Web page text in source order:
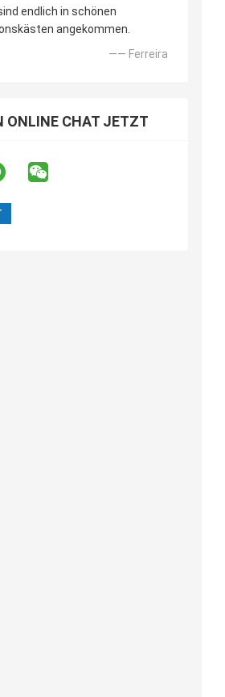
endlich in schönen
angekommen.
—— Ferreira
ONLINE CHAT JETZT